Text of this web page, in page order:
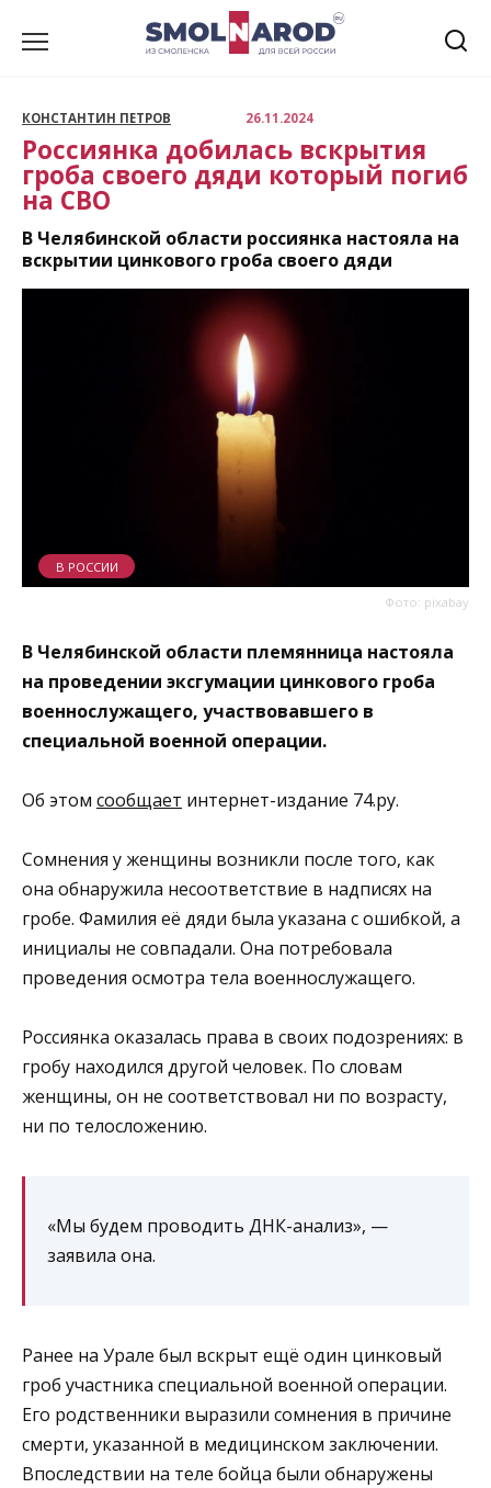
КОНСТАНТИН ПЕТРОВ 26.11.2024
Россиянка добилась вскрытия
гроба своего дяди который погиб
на СВО
В Челябинской области россиянка настояла на
вскрытии цинкового гроба своего дяди
Фото: pixabay
В РОССИИ
В Челябинской области племянница настояла
на проведении эксгумации цинкового гроба
военнослужащего, участвовавшего в
специальной военной операции.
Об этом сообщает интернет-издание 74.ру.
Сомнения у женщины возникли после того, как
она обнаружила несоответствие в надписях на
гробе. Фамилия её дяди была указана с ошибкой, а
инициалы не совпадали. Она потребовала
проведения осмотра тела военнослужащего.
Россиянка оказалась права в своих подозрениях: в
гробу находился другой человек. По словам
женщины, он не соответствовал ни по возрасту,
ни по телосложению.
«Мы будем проводить ДНК-анализ», —
заявила она.
Ранее на Урале был вскрыт ещё один цинковый
гроб участника специальной военной операции.
Его родственники выразили сомнения в причине
смерти, указанной в медицинском заключении.
Впоследствии на теле бойца были обнаружены